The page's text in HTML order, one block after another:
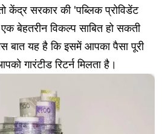
केंद्र सरकार की 'पब्लिक प्रोविडेंट
बेहतरीन विकल्प साबित हो सकती
बात यह है कि इसमें आपका पैसा पूरी
गारंटीड रिटर्न मिलता है।